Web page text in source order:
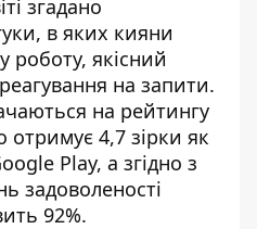
згадано
в яких кияни
роботу, якісний
на запити.
на рейтингу
отримує 4,7 зірки як
Play, а згідно з
задоволеності
92%.